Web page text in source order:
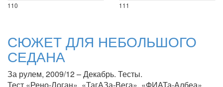
110 111
СЮЖЕТ ДЛЯ НЕБОЛЬШОГО
СЕДАНА
За рулем, 2009/12 – Декабрь. Тесты.